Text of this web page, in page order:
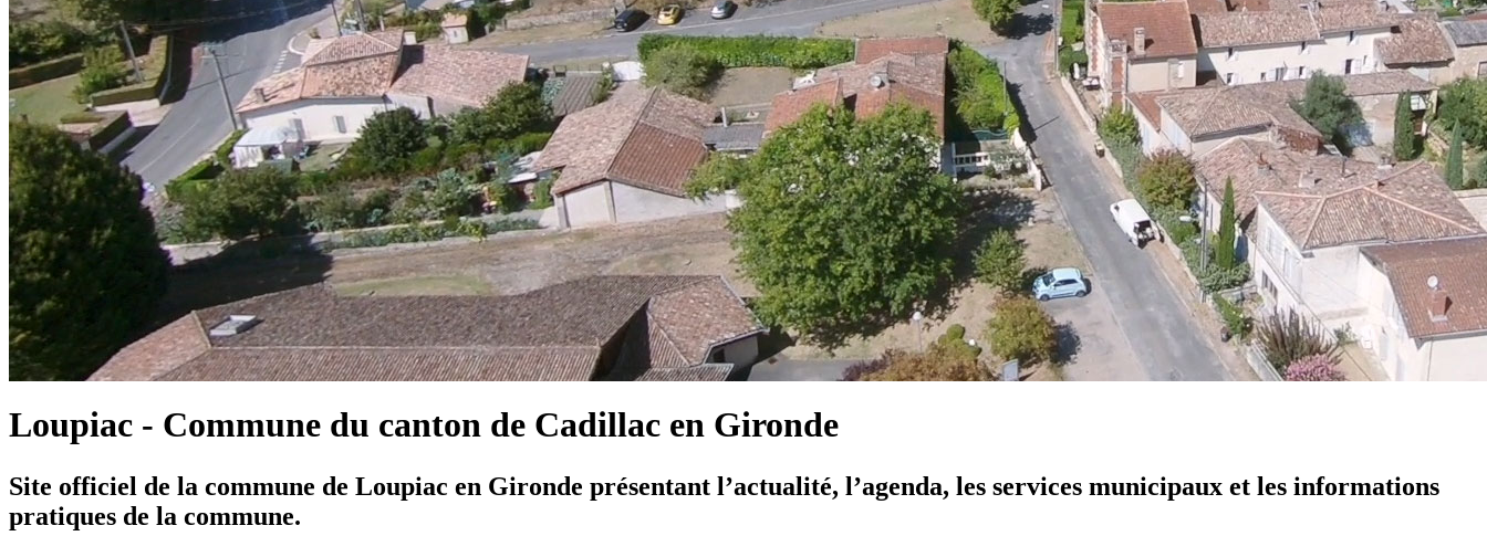
Loupiac - Commune du canton de Cadillac en Gironde
Site officiel de la commune de Loupiac en Gironde présentant l’actualité, l’agenda, les services municipaux et les informations
pratiques de la commune.